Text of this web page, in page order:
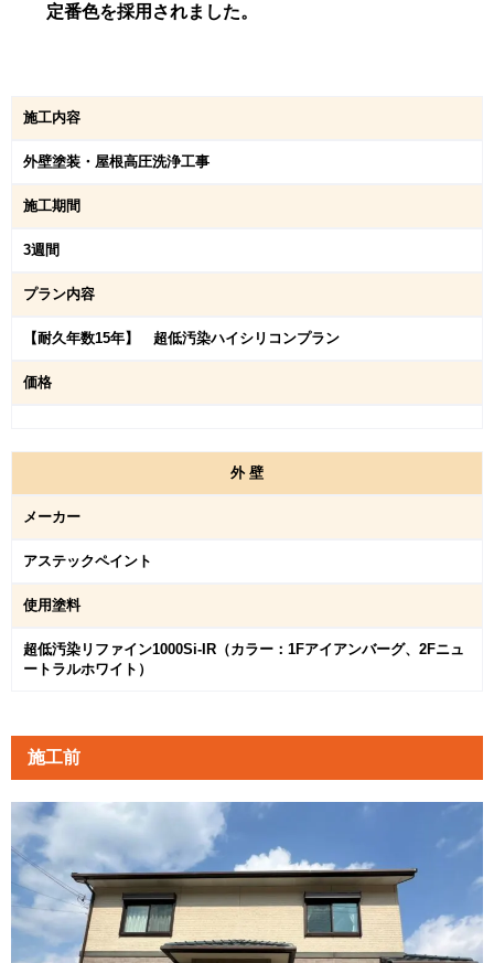
定番色を採用されました。
施工内容
外壁塗装・屋根高圧洗浄工事
施工期間
3週間
プラン内容
【耐久年数15年】 超低汚染ハイシリコンプラン
価格
外 壁
メーカー
アステックペイント
使用塗料
超低汚染リファイン1000Si-IR（カラー：1Fアイアンバーグ、2Fニュ
ートラルホワイト）
施工前